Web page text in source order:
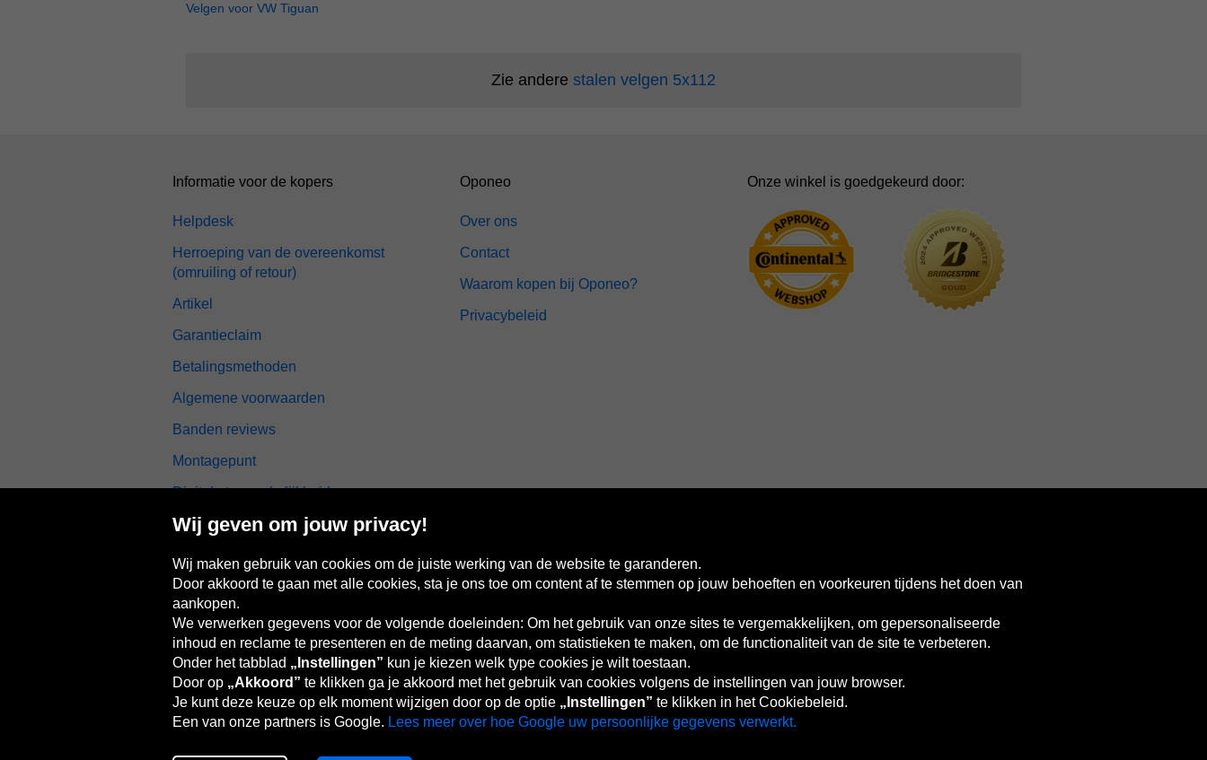
Velgen voor VW Tiguan
Zie andere stalen velgen 5x112
Informatie voor de kopers
Helpdesk
Herroeping van de overeenkomst
(omruiling of retour)
Artikel
Garantieclaim
Betalingsmethoden
Algemene voorwaarden
Banden reviews
Montagepunt
Digitale toegankelijkheid
Oponeo
Over ons
Contact
Waarom kopen bij Oponeo?
Privacybeleid
Onze winkel is goedgekeurd door:
Oponeo-groep
Česká
republika
Deutschland Éire España France Italia Magyarország Nederland Österreich Polska
republika
Kingdom
Wij geven om jouw privacy!
Wij maken gebruik van cookies om de juiste werking van de website te garanderen.
Door akkoord te gaan met alle cookies, sta je ons toe om content af te stemmen op jouw behoeften en voorkeuren tijdens het doen van
aankopen.
We verwerken gegevens voor de volgende doeleinden: Om het gebruik van onze sites te vergemakkelijken, om gepersonaliseerde
inhoud en reclame te presenteren en de meting daarvan, om statistieken te maken, om de functionaliteit van de site te verbeteren.
Onder het tabblad „Instellingen” kun je kiezen welk type cookies je wilt toestaan.
Door op „Akkoord” te klikken ga je akkoord met het gebruik van cookies volgens de instellingen van jouw browser.
Je kunt deze keuze op elk moment wijzigen door op de optie „Instellingen” te klikken in het Cookiebeleid.
Een van onze partners is Google. Lees meer over hoe Google uw persoonlijke gegevens verwerkt.